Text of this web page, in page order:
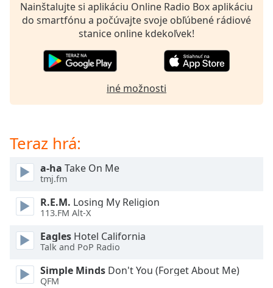
subtitles
settings
subtitles
Audio
Picture-
in-
Fullscreen
This
window.
Beginning
Nainštalujte si aplikáciu Online Radio Box aplikáciu
do smartfónu a počúvajte svoje obľúbené rádiové
stanice online kdekoľvek!
iné možnosti
Teraz hrá:
a-ha Take On Me
tmj.fm
R.E.M. Losing My Religion
113.FM Alt-X
Eagles Hotel California
Talk and PoP Radio
Simple Minds Don't You (Forget About Me)
QFM